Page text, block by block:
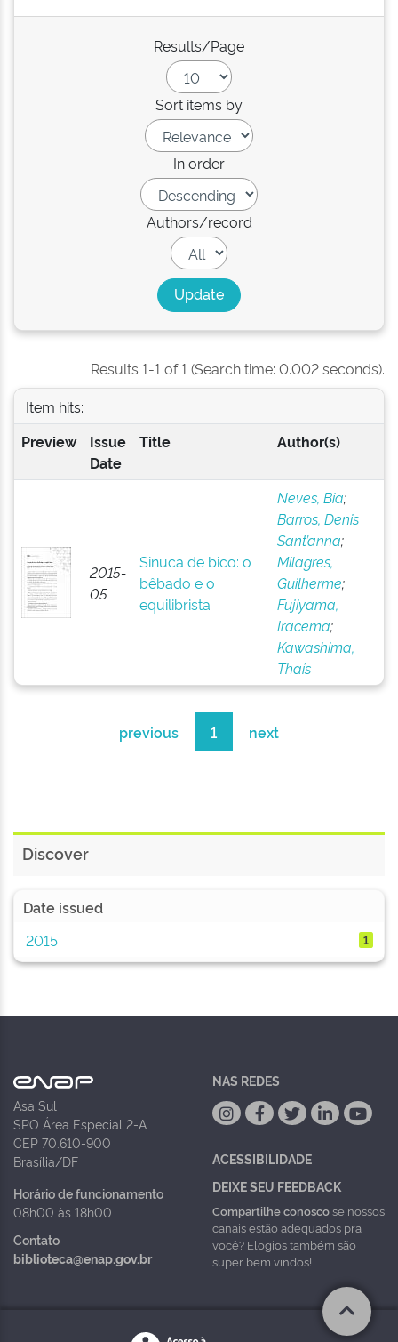
Results/Page
Sort items by
In order
Authors/record
Results 1-1 of 1 (Search time: 0.002 seconds).
Item hits:
Preview
Issue
Date
Title Author(s)
2015-
05
Sinuca de bico: o
bêbado e o
equilibrista
Neves, Bia;
Barros, Denis
Sant’anna;
Milagres,
Guilherme;
Fujiyama,
Iracema;
Kawashima,
Thaís
previous 1 next
Discover
Date issued
2015
1
Asa Sul
SPO Área Especial 2-A
CEP 70.610-900
Brasília/DF
Horário de funcionamento
08h00 às 18h00
Contato
biblioteca@enap.gov.br
NAS REDES
ACESSIBILIDADE
DEIXE SEU FEEDBACK
Compartilhe conoscose nossos
canais estão adequados pra
você? Elogios também são
super bem vindos!